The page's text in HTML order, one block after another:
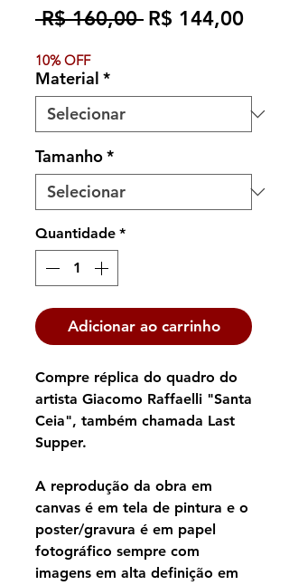
R$ 160,00 Preço
R$ 144,00Preço
10% OFF
Material *
Tamanho*
Quantidade *
Adicionar ao carrinho
Compre réplica do quadro do
artista Giacomo Raffaelli "Santa
Ceia", também chamada Last
Supper.
A reprodução da obra em
canvas é em tela de pintura e o
poster/gravura é em papel
fotográfico sempre com
imagens em alta definição em